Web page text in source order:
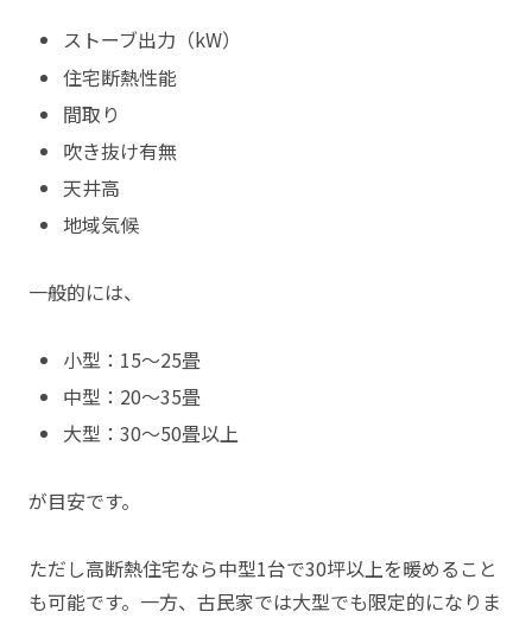
ストーブ出力（kW）
住宅断熱性能
間取り
吹き抜け有無
天井高
地域気候
一般的には、
小型：15〜25畳
中型：20〜35畳
大型：30〜50畳以上
が目安です。
ただし高断熱住宅なら中型1台で30坪以上を暖めること
も可能です。一方、古民家では大型でも限定的になりま